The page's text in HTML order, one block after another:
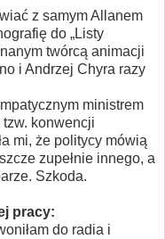
z samym Allanem
do „Listy
twórcą animacji
i Andrzej Chyra razy
ministrem
konwencji
mi, że politycy mówią
zupełnie innego, a
Szkoda.
pracy:
do radia i